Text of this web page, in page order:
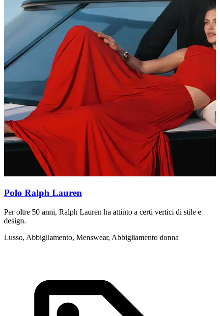
Polo Ralph Lauren
Per oltre 50 anni, Ralph Lauren ha attinto a certi vertici di stile e
design.
Lusso, Abbigliamento, Menswear, Abbigliamento donna